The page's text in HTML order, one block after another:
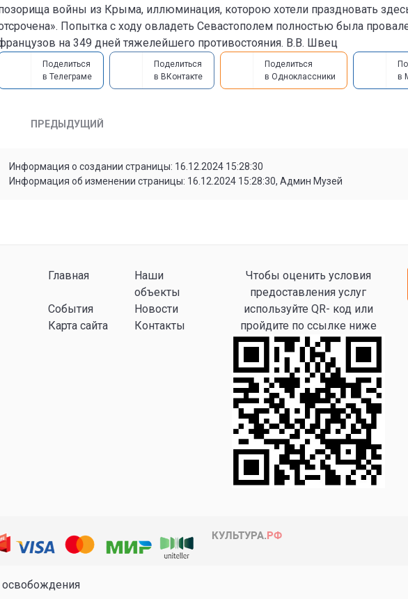
войны из Крыма, иллюминация, которою хотели праздновать
Попытка с ходу овладеть Севастополем полностью была
на 349 дней тяжелейшего противостояния. В.В. Швец
Поделиться
в Телеграме
Поделиться
в ВКонтакте
Поделиться
в Одноклассники
в
ПРЕДЫДУЩИЙ
Информация о создании страницы: 16.12.2024 15:28:30
Информация об изменении страницы: 16.12.2024 15:28:30, Админ Музей
Главная
Наши
объекты
События
Новости
Карта сайта
Контакты
Чтобы оценить условия
предоставления услуг
используйте QR- код или
пройдите по ссылке ниже